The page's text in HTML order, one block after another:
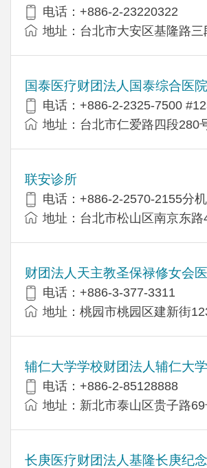
电话：+886-2-23220322
地址：台北市大安区基隆路
国泰医疗财团法人国泰综合医院
电话：+886-2-2325-7500
地址：台北市仁爱路四段280
联安诊所
电话：+886-2-2570-2155分
地址：台北市松山区南京东路
财团法人天主教圣保禄修女会
电话：+886-3-377-3311
地址：桃园市桃园区建新街
辅仁大学学校财团法人辅仁大
电话：+886-2-85128888
地址：新北市泰山区贵子路
长庚医疗财团法人基隆长庚纪